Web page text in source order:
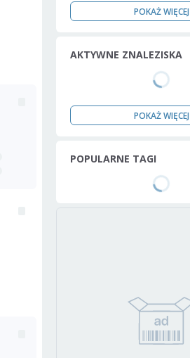
POKAŻ WIĘCEJ
AKTYWNE ZNALEZISKA
POKAŻ WIĘCEJ
POPULARNE TAGI